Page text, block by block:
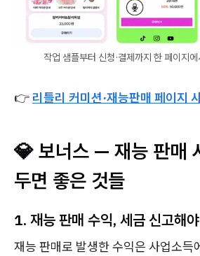
작업 샘플부터 신청·결제까지 한 페이지
👉 리틀리 커미션·재능판매 페이지
💎 보너스 — 재능 판매
두면 좋은 것들
1. 재능 판매 수익, 세금 신고해
재능 판매로 발생한 수익은 사업소득